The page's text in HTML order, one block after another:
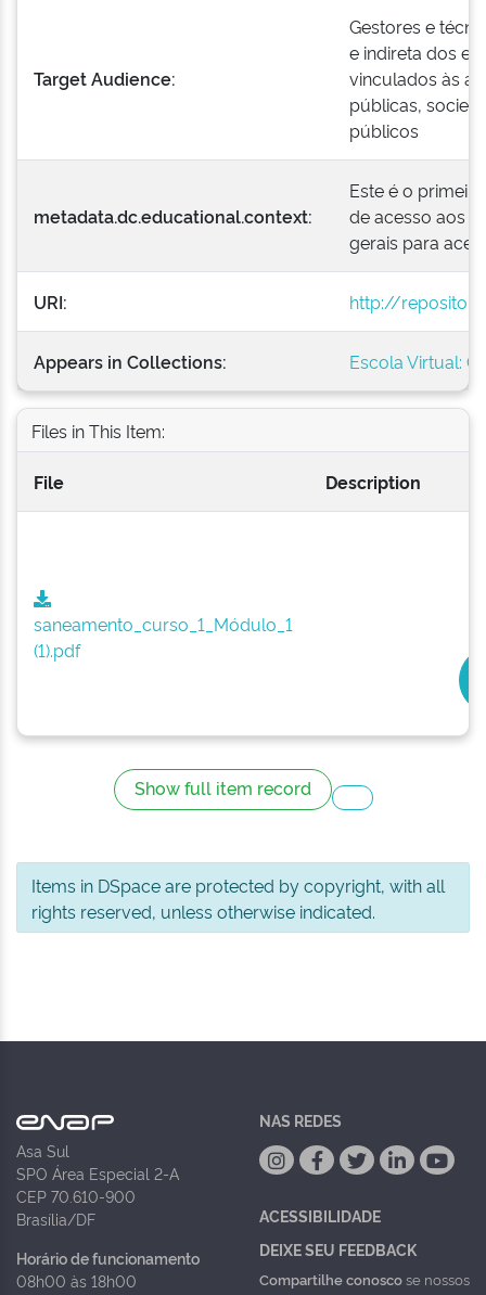
Target Audience:
Gestores e
e indireta dos
vinculados às
públicas,
públicos
metadata.dc.educational.context:
Este é o
de acesso aos
gerais para
URI: http://
Appears in Collections: Escola Virtual:
Files in This Item:
File Description
saneamento_curso_1_Módulo_1
(1).pdf
Show full item record
Items in DSpace are protected by copyright, with all
rights reserved, unless otherwise indicated.
Asa Sul
SPO Área Especial 2-A
CEP 70.610-900
Brasília/DF
Horário de funcionamento
08h00 às 18h00
NAS REDES
ACESSIBILIDADE
DEIXE SEU FEEDBACK
Compartilhe conoscose nossos